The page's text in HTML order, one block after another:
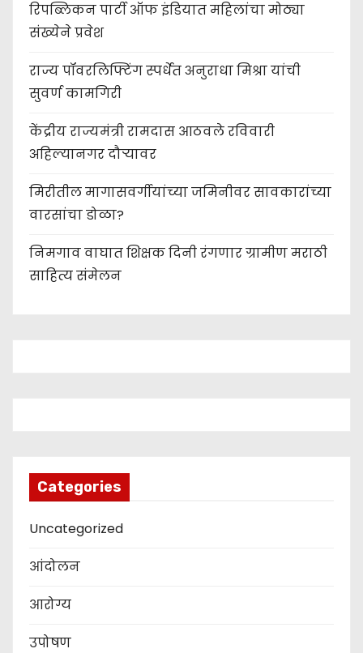
रिपब्लिकन पार्टी ऑफ इंडियात महिलांचा मोठ्या
संख्येने प्रवेश
राज्य पॉवरलिफ्टिंग स्पर्धेत अनुराधा मिश्रा यांची
सुवर्ण कामगिरी
केंद्रीय राज्यमंत्री रामदास आठवले रविवारी
अहिल्यानगर दौऱ्यावर
मिरीतील मागासवर्गीयांच्या जमिनीवर सावकारांच्या
वारसांचा डोळा?
निमगाव वाघात शिक्षक दिनी रंगणार ग्रामीण मराठी
साहित्य संमेलन
Categories
Uncategorized
आंदोलन
आरोग्य
उपोषण